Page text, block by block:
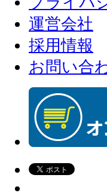
運営会社
採用情報
お問い合